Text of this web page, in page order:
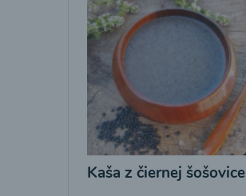
Kaša z čiernej šošovice